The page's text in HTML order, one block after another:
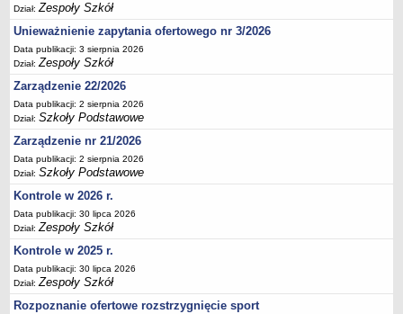
Zarządzenia
Kontrole
Rejestry, ewidencje, archiwa
Sprawozdania
Deklaracja dostępności
PORADNIE PSYCHOLOGICZNO-PEDAGOGICZNE
Zespół Poradni
BIURO FINANSÓW OŚWIATY
Dane podstawowe
Statut
Majątek
Godziny dyżurów
Ogłoszenia
Zarządzenia
Dział:Zespoły Szkół
Unieważnienie zapytania ofertowego nr 3/2026
Data publikacji: 3 sierpnia 2026
Dział:Zespoły Szkół
Zarządzenie 22/2026
Data publikacji: 2 sierpnia 2026
Dział:Szkoły Podstawowe
Zarządzenie nr 21/2026
Data publikacji: 2 sierpnia 2026
Dział:Szkoły Podstawowe
Kontrole w 2026 r.
Data publikacji: 30 lipca 2026
Dział:Zespoły Szkół
Kontrole w 2025 r.
Data publikacji: 30 lipca 2026
Dział:Zespoły Szkół
Rozpoznanie ofertowe rozstrzygnięcie sport